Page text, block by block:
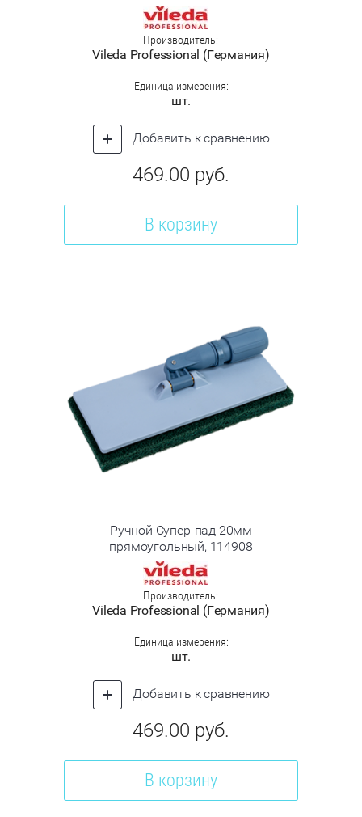
Производитель:
Vileda Professional (Германия)
Единица измерения:
шт.
Добавить к сравнению
469.00 руб.
В корзину
Ручной Супер-пад 20мм
прямоугольный, 114908
Производитель:
Vileda Professional (Германия)
Единица измерения:
шт.
Добавить к сравнению
469.00 руб.
В корзину